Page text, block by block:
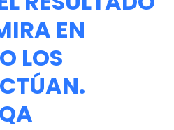
EN
LOS